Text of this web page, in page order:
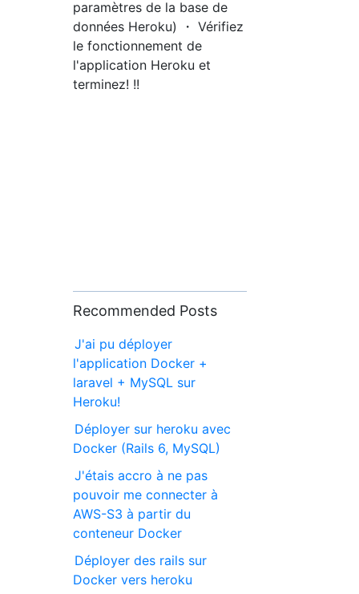
paramètres de la base de
données Heroku) ・ Vérifiez
le fonctionnement de
l'application Heroku et
terminez! !!
Recommended Posts
J'ai pu déployer
l'application Docker +
laravel + MySQL sur
Heroku!
Déployer sur heroku avec
Docker (Rails 6, MySQL)
J'étais accro à ne pas
pouvoir me connecter à
AWS-S3 à partir du
conteneur Docker
Déployer des rails sur
Docker vers heroku